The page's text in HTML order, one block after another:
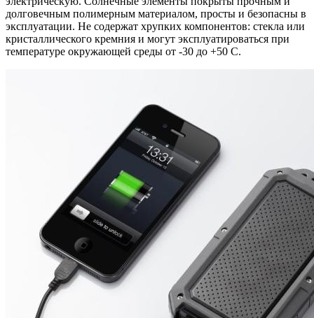
долговечным полимерным материалом, просты и безопасны в
эксплуатации. Не содержат хрупких компонентов: стекла или
кристаллического кремния и могут эксплуатироваться при
температуре окружающей среды от -30 до +50 С.